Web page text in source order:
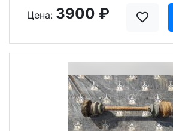
Цена: 3900 ₽